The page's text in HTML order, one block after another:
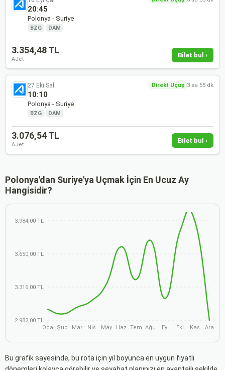
20:45
Polonya - Suriye
BZG · DAM
3.354,48 TL
AJet
Bilet bul ›
27 Eki Sal Direkt Uçuş 3 sa 55 dk
10:10
Polonya - Suriye
BZG · DAM
3.076,54 TL
AJet
Bilet bul ›
Polonya'dan Suriye'ya Uçmak İçin En Ucuz Ay
Hangisidir?
3.984,00 TL
3.650,00 TL
3.316,00 TL
2.982,00 TL
Oca
Şub Mar Nis May Haz Tem Ağu Eyl Eki Kas Ara
Bu grafik sayesinde, bu rota için yıl boyunca en uygun fiyatlı